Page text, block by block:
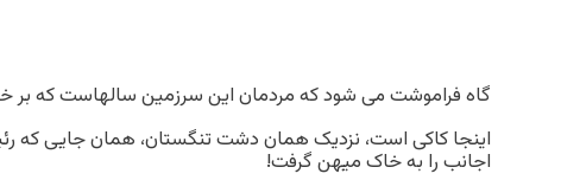
گاه فراموشت می شود که مردمان این سرزمین سالهاست که بر خود
اینجا کاکی است، نزدیک همان دشت تنگستان، همان جایی که
اجانب را به خاک میهن گرفت!